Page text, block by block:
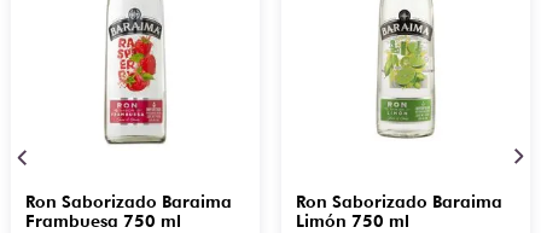
Ron Saborizado Baraima
Frambuesa 750 ml
Ron Saborizado Baraima
Limón 750 ml